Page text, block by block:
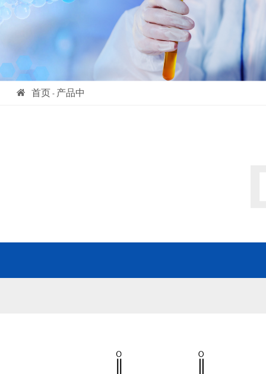
首页 - 产品中